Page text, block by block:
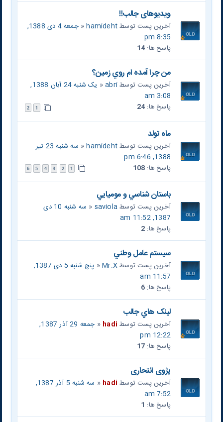
ویدیوهای جالب!!
آخرین پست توسطhamideht
«
جمعه 4 دی 1388,
8:35 pm
پاسخ ها: 14
من چرا آمده ام روي زمين؟
آخرین پست توسطabri
«
یک شنبه 24 آبان 1388,
3:08 am
پاسخ ها: 24
1
2
ماه تولد
آخرین پست توسطhamideht
«
سه شنبه 23 تیر
1388, 6:46 pm
پاسخ ها: 108
1
2
3
4
5
6
باستان شناسي و موميايي
آخرین پست توسطsaviola
«
سه شنبه 10 دی
1387, 11:52 am
پاسخ ها: 2
سيستم عامل وطني
آخرین پست توسطMr.X
«
پنج شنبه 5 دی 1387,
11:57 am
پاسخ ها: 6
لينک هاي جالب
آخرین پست توسط hadi
«
جمعه 29 آذر 1387,
12:22 pm
پاسخ ها: 17
پژوی انتحاری
آخرین پست توسط hadi
«
سه شنبه 5 آذر 1387,
7:52 am
پاسخ ها: 1